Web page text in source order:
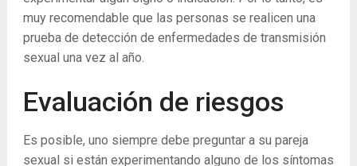
muy recomendable que las personas se realicen una
prueba de detección de enfermedades de transmisión
sexual una vez al año.
Evaluación de riesgos
Es posible, uno siempre debe preguntar a su pareja
sexual si están experimentando alguno de los síntomas